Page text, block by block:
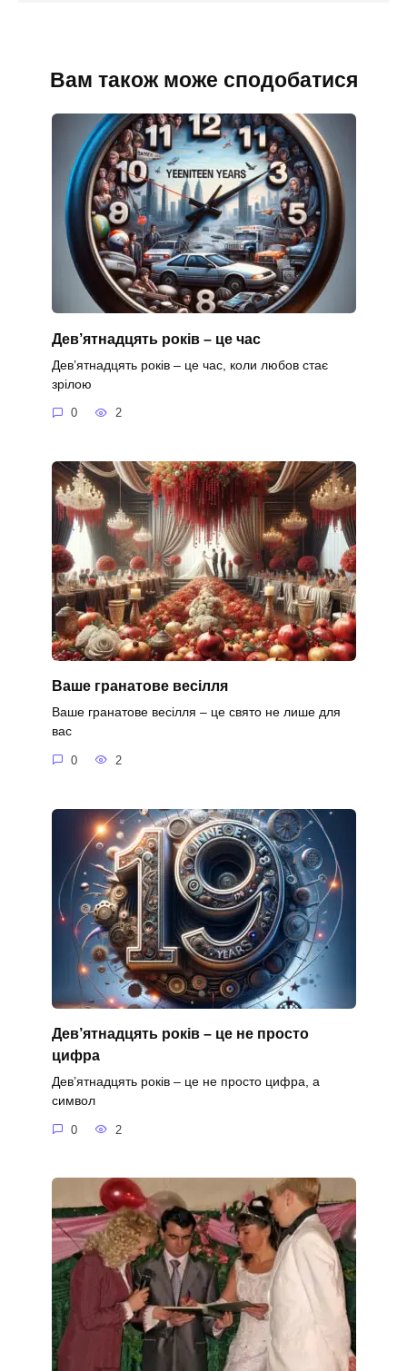
Вам також може сподобатися
Дев’ятнадцять років – це час
Дев’ятнадцять років – це час, коли любов стає
зрілою
0 2
Ваше гранатове весілля
Ваше гранатове весілля – це свято не лише для
вас
0 2
Дев’ятнадцять років – це не просто
цифра
Дев’ятнадцять років – це не просто цифра, а
символ
0 2